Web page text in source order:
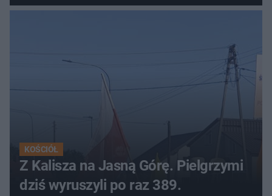
KOŚCIÓŁ
Z Kalisza na Jasną Górę. Pielgrzymi
dziś wyruszyli po raz 389.